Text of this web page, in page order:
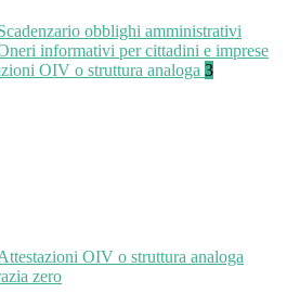
obblighi amministrativi
informativi per cittadini e imprese
OIV o struttura analoga 3
OIV o struttura analoga
zero